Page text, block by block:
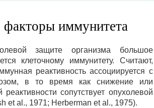
иммунитета
защите организма большое
клеточному иммунитету. Считают,
реактивность ассоциируется с
в то время как снижение или
реактивности сопутствует опухолевой
et al., 1971; Herberman et al., 1975).